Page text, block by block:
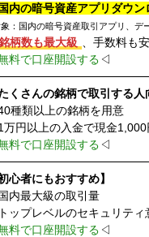
ルコイン一覧
）
ーブルコインについて
国内の暗号資産アプリダウ
：国内の暗号資産取引アプリ、デ
柄数も最大級
、手数料も
料で口座開設する ◁
たくさんの銘柄で取引する人
種類以上の銘柄を用意
円以上の入金で現金1,000
料で口座開設する ◁
心者にもおすすめ】
内最大級の取引量
ップレベルのセキュリティ
料で口座開設する ◁